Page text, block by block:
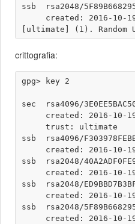
ssb  rsa2048/
created: 2016-
crittografia:
gpg> key 2
sec  rsa4096/
created: 2016-10-
trust: ultimate
ssb  rsa4096/
created: 2016-
ssb  rsa2048/
created: 2016-
ssb  rsa2048/
created: 2016-
ssb  rsa2048/
created: 2016-